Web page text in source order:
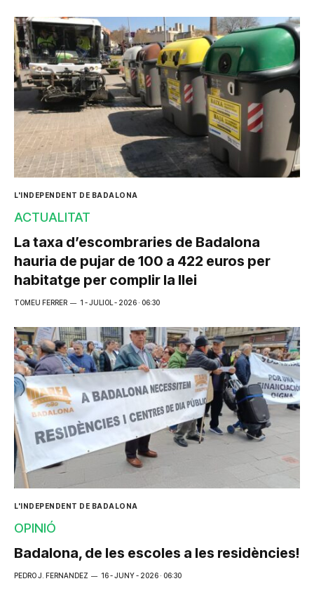
L'INDEPENDENT DE BADALONA
ACTUALITAT
La taxa d’escombraries de Badalona
hauria de pujar de 100 a 422 euros per
habitatge per complir la llei
TOMEU FERRER 1 - JULIOL - 2026 · 06:30
L'INDEPENDENT DE BADALONA
OPINIÓ
Badalona, de les escoles a les residències!
PEDRO J. FERNANDEZ 16 - JUNY - 2026 · 06:30